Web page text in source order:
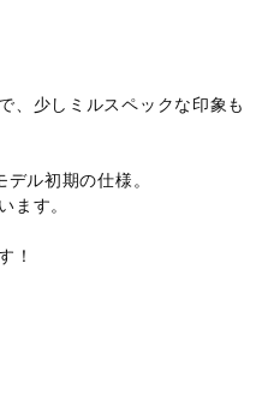
、少しミルスペックな印象も
ル初期の仕様。
ます。
！